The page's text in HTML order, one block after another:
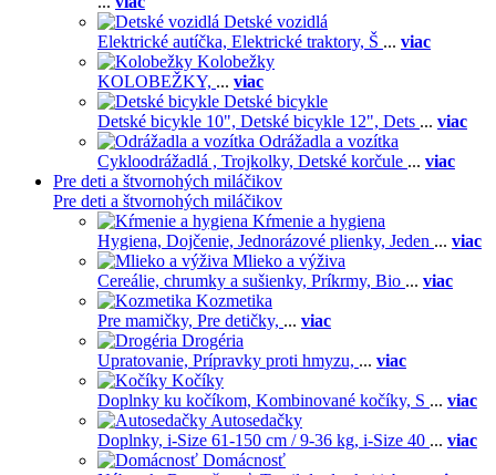
Detské vozidlá
Elektrické autíčka, Elektrické traktory, Š ... viac
Kolobežky
KOLOBEŽKY, ... viac
Detské bicykle
Detské bicykle 10", Detské bicykle 12", Dets ... viac
Odrážadla a vozítka
Cykloodrážadlá , Trojkolky, Detské korčule ... viac
Pre deti a štvornohých miláčikov
Pre deti a štvornohých miláčikov
Kŕmenie a hygiena
Hygiena, Dojčenie, Jednorázové plienky, Jeden ... viac
Mlieko a výživa
Cereálie, chrumky a sušienky, Príkrmy, Bio ... viac
Kozmetika
Pre mamičky, Pre detičky, ... viac
Drogéria
Upratovanie, Prípravky proti hmyzu, ... viac
Kočíky
Doplnky ku kočíkom, Kombinované kočíky, S ... viac
Autosedačky
Doplnky, i-Size 61-150 cm / 9-36 kg, i-Size 40 ... viac
Domácnosť